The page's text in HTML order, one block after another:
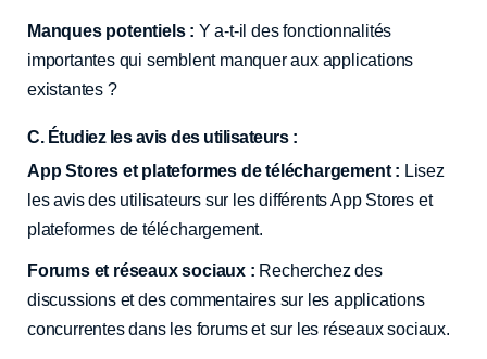
Manques potentiels : Y a-t-il des fonctionnalités
importantes qui semblent manquer aux applications
existantes ?
C. Étudiez les avis des utilisateurs :
App Stores et plateformes de téléchargement : Lisez
les avis des utilisateurs sur les différents App Stores et
plateformes de téléchargement.
Forums et réseaux sociaux : Recherchez des
discussions et des commentaires sur les applications
concurrentes dans les forums et sur les réseaux sociaux.